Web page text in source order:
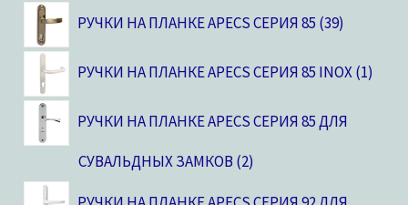
РУЧКИ НА ПЛАНКЕ APECS СЕРИЯ 85 39
РУЧКИ НА ПЛАНКЕ APECS СЕРИЯ 85 INOX 1
РУЧКИ НА ПЛАНКЕ APECS СЕРИЯ 85 ДЛЯ
СУВАЛЬДНЫХ ЗАМКОВ 2